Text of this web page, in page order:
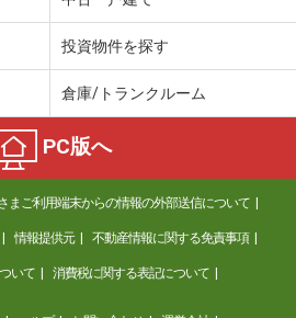
投資物件を探す
倉庫/トランクルーム
PC版へ
まご利用端末からの情報の外部送信について
情報提供元 不動産情報に関する免責事項
いて 消費税に関する表記について